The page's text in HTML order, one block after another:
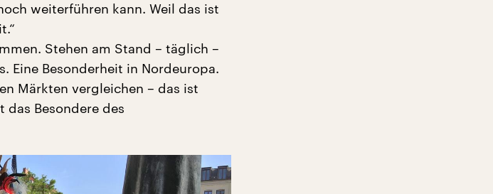
weiterführen kann. Weil das ist
Stehen am Stand – täglich –
Eine Besonderheit in Nordeuropa.
Märkten vergleichen – das ist
das Besondere des